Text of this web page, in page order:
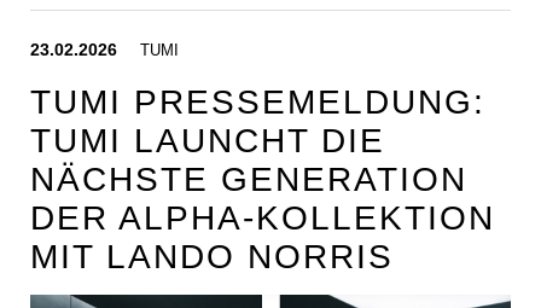
23.02.2026 TUMI
TUMI PRESSEMELDUNG:
TUMI LAUNCHT DIE
NÄCHSTE GENERATION
DER ALPHA-KOLLEKTION
MIT LANDO NORRIS